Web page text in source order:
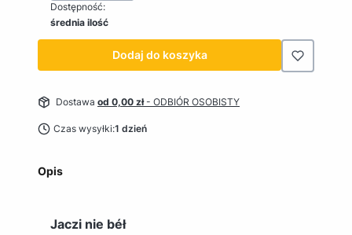
Dostępność:
średnia ilość
Dodaj do koszyka
Dostawa od 0,00 zł- ODBIÓR OSOBISTY
Czas wysyłki:1 dzień
Opis
Jaczi nie béł